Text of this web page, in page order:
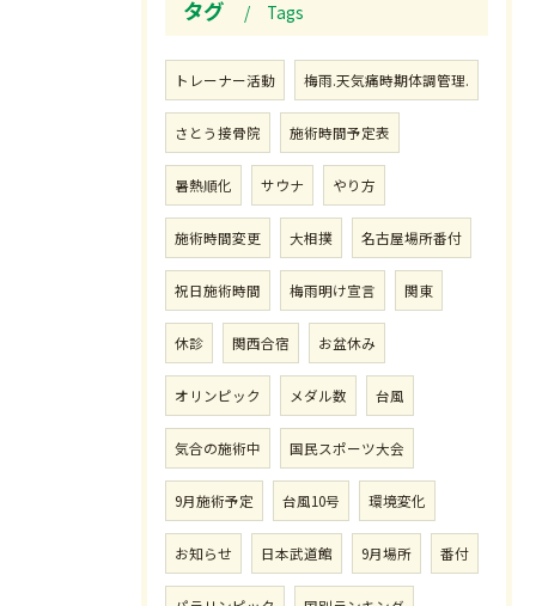
タグ Tags
トレーナー活動 梅雨.天気痛時期体調管理.
さとう接骨院 施術時間予定表
暑熱順化 サウナ やり方
施術時間変更 大相撲 名古屋場所番付
祝日施術時間 梅雨明け宣言 関東
休診 関西合宿 お盆休み
オリンピック メダル数 台風
気合の施術中 国民スポーツ大会
9月施術予定 台風10号 環境変化
お知らせ 日本武道館 9月場所 番付